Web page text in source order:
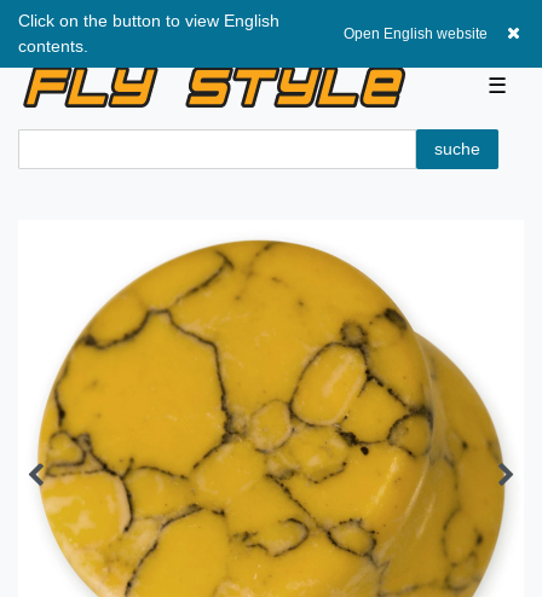
Click on the button to view English
contents.
Open English website
☰
suche